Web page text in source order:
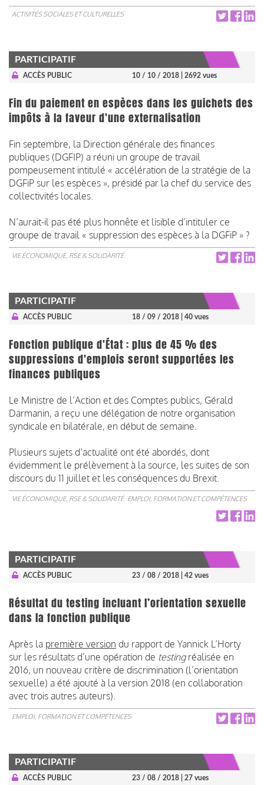
ACTIVITÉS SOCIALES ET CULTURELLES
PARTICIPATIF
ACCÈS PUBLIC 10 / 10 / 2018 | 2692 vues
Fin du paiement en espèces dans les guichets des
impôts à la faveur d'une externalisation
Fin septembre, la Direction générale des finances
publiques (DGFIP) a réuni un groupe de travail
pompeusement intitulé « accélération de la stratégie de la
DGFiP sur les espèces », présidé par la chef du service des
collectivités locales.
N’aurait-il pas été plus honnête et lisible d’intituler ce
groupe de travail « suppression des espèces à la DGFiP » ?
VIE ÉCONOMIQUE, RSE & SOLIDARITÉ
PARTICIPATIF
ACCÈS PUBLIC 18 / 09 / 2018 | 40 vues
Fonction publique d'État : plus de 45 % des
suppressions d'emplois seront supportées les
finances publiques
Le Ministre de l’Action et des Comptes publics, Gérald
Darmanin, a reçu une délégation de notre organisation
syndicale en bilatérale, en début de semaine.
Plusieurs sujets d’actualité ont été abordés, dont
évidemment le prélèvement à la source, les suites de son
discours du 11 juillet et les conséquences du Brexit.
VIE ÉCONOMIQUE, RSE & SOLIDARITÉ EMPLOI, FORMATION ET COMPÉTENCES
PARTICIPATIF
ACCÈS PUBLIC 23 / 08 / 2018 | 42 vues
Résultat du testing incluant l’orientation sexuelle
dans la fonction publique
Après la première version du rapport de Yannick L’Horty
sur les résultats d’une opération de testingréalisée en
2016, un nouveau critère de discrimination (l’orientation
sexuelle) a été ajouté à la version 2018 (en collaboration
avec trois autres auteurs).
EMPLOI, FORMATION ET COMPÉTENCES
PARTICIPATIF
ACCÈS PUBLIC 23 / 08 / 2018 | 27 vues